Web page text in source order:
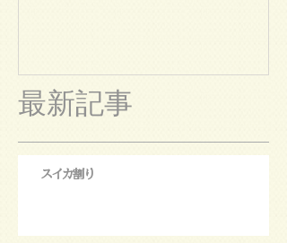
最新記事
スイカ割り